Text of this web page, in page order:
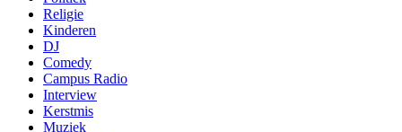
Religie
Kinderen
DJ
Comedy
Campus Radio
Interview
Kerstmis
Muziek